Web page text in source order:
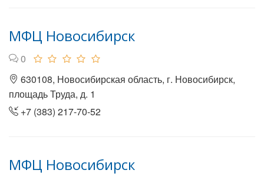
МФЦ Новосибирск
0
630108, Новосибирская область, г. Новосибирск,
площадь Труда, д. 1
+7 (383) 217-70-52
МФЦ Новосибирск